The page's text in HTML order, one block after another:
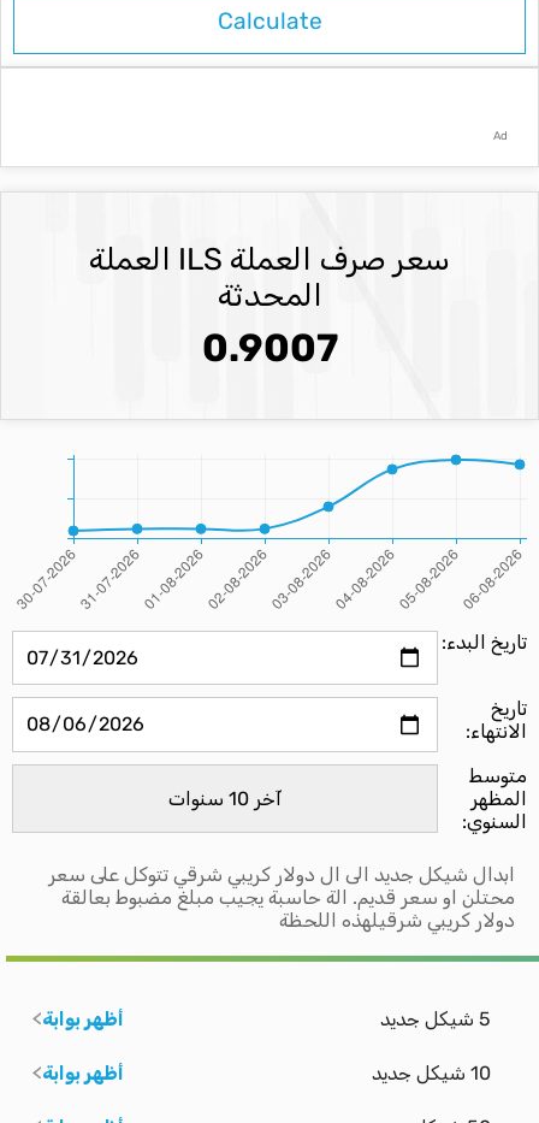
Ad
سعر صرف العملة ILS العملة
المحدثة
0.9007
تاريخ البدء:
تاريخ
الانتهاء:
متوسط ​​
المظهر
السنوي:
ابدال شيكل جديد الى ال دولار كريبي شرقي تتوكل على سعر
محتلن او سعر قديم. الة حاسبة يجيب مبلغ مضبوط بعالقة
دولار كريبي شرقيلهذه اللحظة
5 شيكل جديد أظهر بوابة
10 شيكل جديد أظهر بوابة